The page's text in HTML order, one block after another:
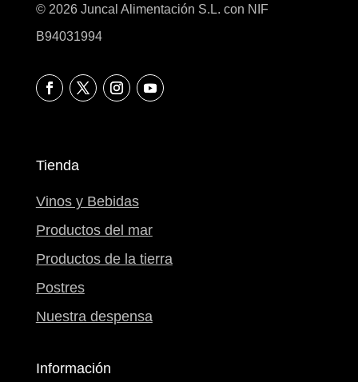
© 2026 Juncal Alimentación S.L. con NIF
B94031994
Tienda
Vinos y Bebidas
Productos del mar
Productos de la tierra
Postres
Nuestra despensa
Información